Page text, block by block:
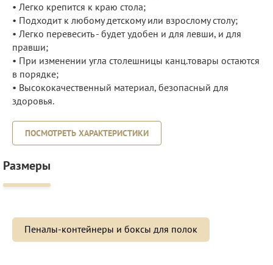
• Легко крепится к краю стола;
• Подходит к любому детскому или взрослому столу;
• Легко перевесить - будет удобен и для левши, и для
правши;
• При изменении угла столешницы канц.товары остаются
в порядке;
• Высококачественный материал, безопасный для
здоровья.
ПОСМОТРЕТЬ ХАРАКТЕРИСТИКИ
Размеры
Пеналы-контейнеры и боксы для полок